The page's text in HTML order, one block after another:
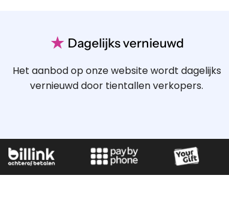
★ Dagelijks vernieuwd
Het aanbod op onze website wordt dagelijks
vernieuwd door tientallen verkopers.